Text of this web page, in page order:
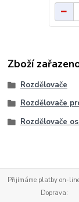
Zboží
Rozdělovače
Rozdělovače
Rozdělovače
Doprava: